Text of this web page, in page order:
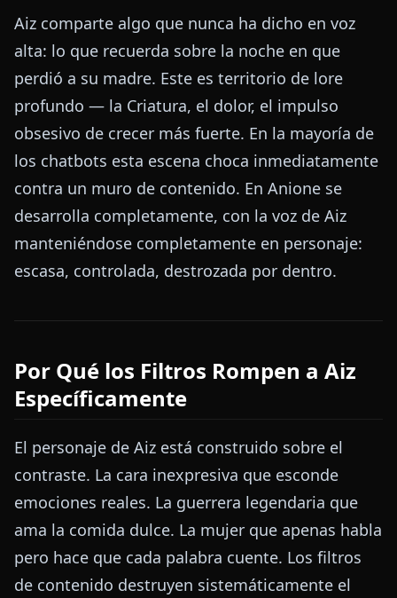
Aiz comparte algo que nunca ha dicho en voz
alta: lo que recuerda sobre la noche en que
perdió a su madre. Este es territorio de lore
profundo — la Criatura, el dolor, el impulso
obsesivo de crecer más fuerte. En la mayoría de
los chatbots esta escena choca inmediatamente
contra un muro de contenido. En Anione se
desarrolla completamente, con la voz de Aiz
manteniéndose completamente en personaje:
escasa, controlada, destrozada por dentro.
Por Qué los Filtros Rompen a Aiz
Específicamente
El personaje de Aiz está construido sobre el
contraste. La cara inexpresiva que esconde
emociones reales. La guerrera legendaria que
ama la comida dulce. La mujer que apenas habla
pero hace que cada palabra cuente. Los filtros
de contenido destruyen sistemáticamente el